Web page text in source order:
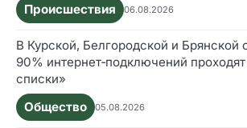
Происшествия
06.08.2026
В Курской, Белгородской и Брянской
90% интернет‑подключений
списки»
Общество
05.08.2026